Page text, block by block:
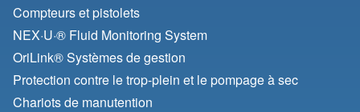
Compteurs et pistolets
NEX·U·® Fluid Monitoring System
OriLink® Systèmes de gestion
Protection contre le trop-plein et le pompage à sec
Chariots de manutention